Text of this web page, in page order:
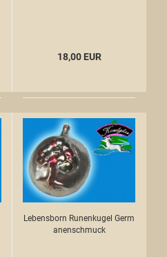
18,00 EUR
Lebensborn Runenkugel Germ
anenschmuck